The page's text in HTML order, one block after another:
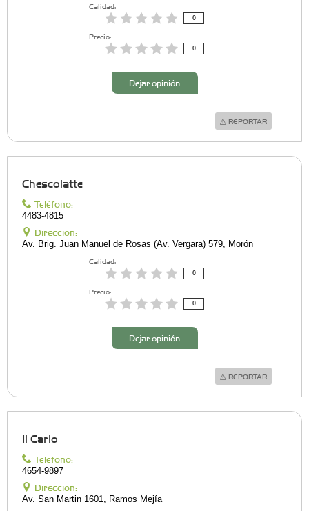
Calidad:
0
Precio:
0
Dejar opinión
REPORTAR
Chescolatte
Teléfono:
4483-4815
Dirección:
Av. Brig. Juan Manuel de Rosas (Av. Vergara) 579, Morón
Calidad:
0
Precio:
0
Dejar opinión
REPORTAR
Il Carlo
Teléfono:
4654-9897
Dirección:
Av. San Martin 1601, Ramos Mejía